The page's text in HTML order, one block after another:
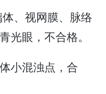
、视网膜、脉络
光眼，不合格。
小混浊点，合